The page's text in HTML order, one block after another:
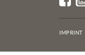
IMPRINT